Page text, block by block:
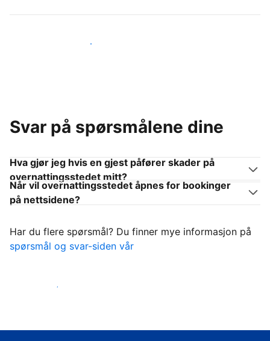
Gjør som andre verter som deg
Svar på spørsmålene dine
Hva gjør jeg hvis en gjest påfører skader på
overnattingsstedet mitt?
Når vil overnattingsstedet åpnes for bookinger
på nettsidene?
Har du flere spørsmål? Du finner mye informasjon på
spørsmål og svar-siden vår
Ta imot gjestene